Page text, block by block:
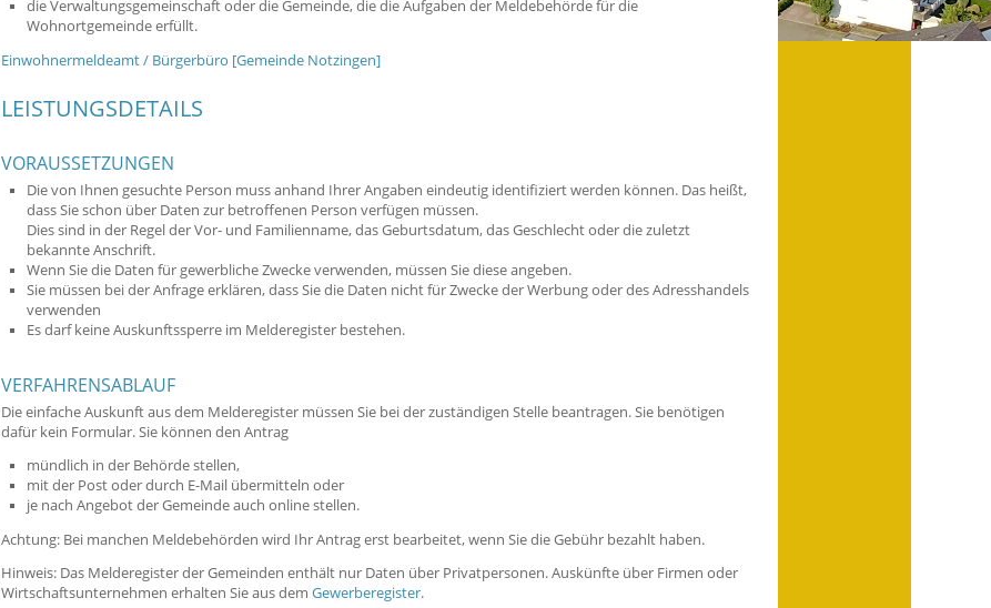
die Verwaltungsgemeinschaft oder die Gemeinde, die die Aufgaben der Meldebehörde für die
Wohnortgemeinde erfüllt.
Einwohnermeldeamt / Bürgerbüro [Gemeinde Notzingen]
LEISTUNGSDETAILS
VORAUSSETZUNGEN
Die von Ihnen gesuchte Person muss anhand Ihrer Angaben eindeutig identifiziert werden können. Das heißt,
dass Sie schon über Daten zur betroffenen Person verfügen müssen.
Dies sind in der Regel der Vor- und Familienname, das Geburtsdatum, das Geschlecht oder die zuletzt
bekannte Anschrift.
Wenn Sie die Daten für gewerbliche Zwecke verwenden, müssen Sie diese angeben.
Sie müssen bei der Anfrage erklären, dass Sie die Daten nicht für Zwecke der Werbung oder des Adresshandels
verwenden
Es darf keine Auskunftssperre im Melderegister bestehen.
VERFAHRENSABLAUF
Die einfache Auskunft aus dem Melderegister müssen Sie bei der zuständigen Stelle beantragen. Sie benötigen
dafür kein Formular. Sie können den Antrag
mündlich in der Behörde stellen,
mit der Post oder durch E-Mail übermitteln oder
je nach Angebot der Gemeinde auch online stellen.
Achtung: Bei manchen Meldebehörden wird Ihr Antrag erst bearbeitet, wenn Sie die Gebühr bezahlt haben.
Hinweis: Das Melderegister der Gemeinden enthält nur Daten über Privatpersonen. Auskünfte über Firmen oder
Wirtschaftsunternehmen erhalten Sie aus dem Gewerberegister.